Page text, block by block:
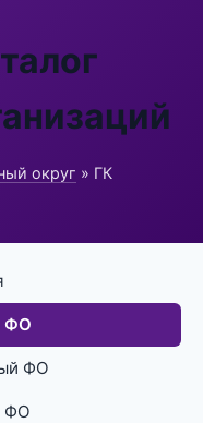
округ » ГК
ФО
ФО
ФО